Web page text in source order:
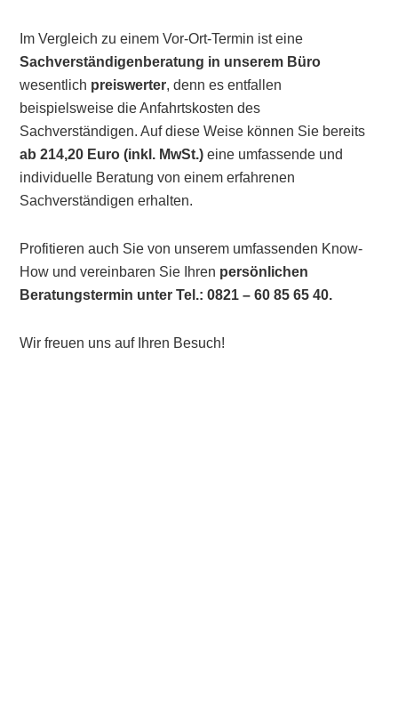
Im Vergleich zu einem Vor-Ort-Termin ist eine
Sachverständigenberatung in unserem Büro
wesentlich preiswerter, denn es entfallen
beispielsweise die Anfahrtskosten des
Sachverständigen. Auf diese Weise können Sie bereits
ab 214,20 Euro (inkl. MwSt.) eine umfassende und
individuelle Beratung von einem erfahrenen
Sachverständigen erhalten.
Profitieren auch Sie von unserem umfassenden Know-
How und vereinbaren Sie Ihren persönlichen
Beratungstermin unter Tel.: 0821 – 60 85 65 40.
Wir freuen uns auf Ihren Besuch!